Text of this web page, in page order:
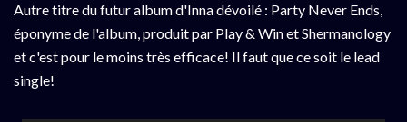
Autre titre du futur album d'Inna dévoilé : Party Never Ends,
éponyme de l'album, produit par Play & Win et Shermanology
et c'est pour le moins très efficace! Il faut que ce soit le lead
single!